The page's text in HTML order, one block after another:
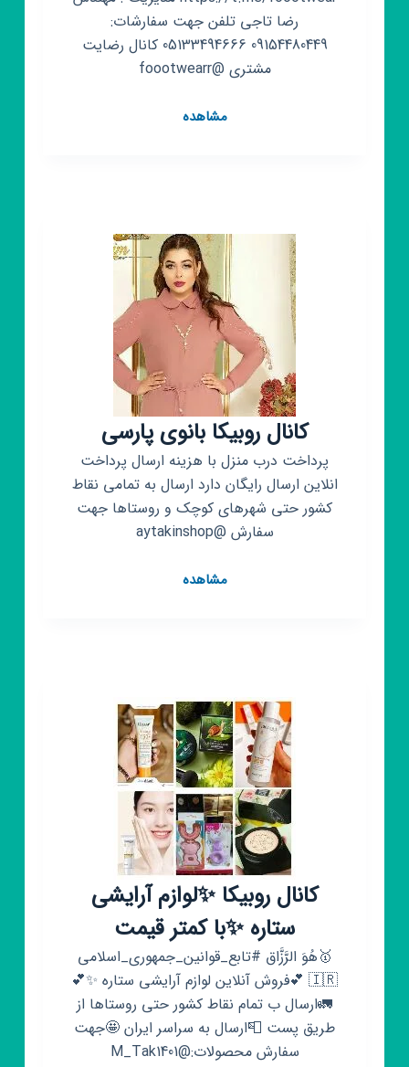
رضا تاجی تلفن جهت سفارشات:
09154480449 05133494666 کانال رضایت
مشتری @foootwearr
مشاهدهکانال
مشهد
تاجی
کانال روبیکا بانوی پارسی
پرداخت درب منزل با هزینه ارسال پرداخت
انلاین ارسال رایگان دارد ارسال به تمامی نقاط
کشور حتی شهرهای کوچک و روستاها جهت
سفارش @aytakinshop
مشاهدهکانال
کانال روبیکا ✨لوازم آرایشی
ستاره ✨با کمتر قیمت
🥇هُوَ الرَّزَّاق #تابع_قوانین_جمهوری_اسلامی
🇮🇷 💕فروش آنلاین لوازم آرایشی ستاره ✨💕
🚛ارسال ب تمام نقاط کشور حتی روستاها از
طریق پست 📮ارسال به سراسر ایران 🤩جهت
سفارش محصولات:@M_Tak1401